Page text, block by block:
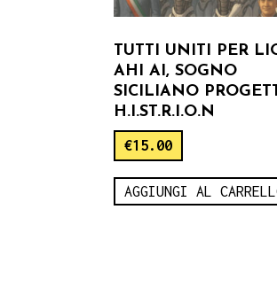
TUTTI UNITI PER
AHI AI, SOGNO
SICILIANO
H.I.ST.R.I.O.N
€15.00
AGGIUNGI AL